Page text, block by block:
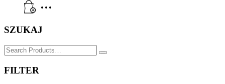
SZUKAJ
SZUKAJ
for:
FILTER